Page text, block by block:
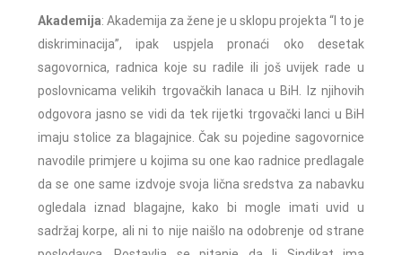
Akademija: Akademija za žene je u sklopu projekta “I to je
diskriminacija”, ipak uspjela pronaći oko desetak
sagovornica, radnica koje su radile ili još uvijek rade u
poslovnicama velikih trgovačkih lanaca u BiH. Iz njihovih
odgovora jasno se vidi da tek rijetki trgovački lanci u BiH
imaju stolice za blagajnice. Čak su pojedine sagovornice
navodile primjere u kojima su one kao radnice predlagale
da se one same izdvoje svoja lična sredstva za nabavku
ogledala iznad blagajne, kako bi mogle imati uvid u
sadržaj korpe, ali ni to nije naišlo na odobrenje od strane